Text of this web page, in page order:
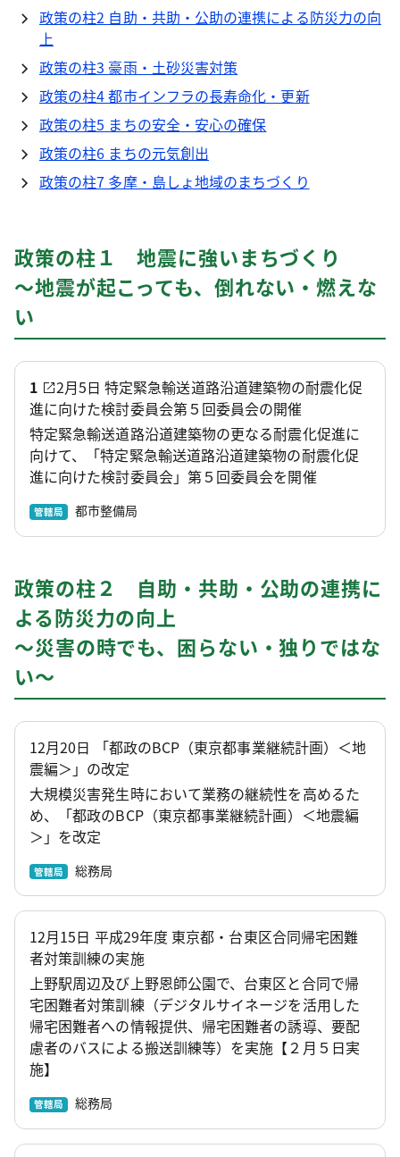
政策の柱2 自助・共助・公助の連携による防災力の向
上
政策の柱3 豪雨・土砂災害対策
政策の柱4 都市インフラの長寿命化・更新
政策の柱5 まちの安全・安心の確保
政策の柱6 まちの元気創出
政策の柱7 多摩・島しょ地域のまちづくり
政策の柱１ 地震に強いまちづくり
～地震が起こっても、倒れない・燃えな
い
1
2月5日 特定緊急輸送道路沿道建築物の耐震化促
進に向けた検討委員会第５回委員会の開催
特定緊急輸送道路沿道建築物の更なる耐震化促進に
向けて、「特定緊急輸送道路沿道建築物の耐震化促
進に向けた検討委員会」第５回委員会を開催
管轄局 都市整備局
政策の柱２ 自助・共助・公助の連携に
よる防災力の向上
～災害の時でも、困らない・独りではな
い～
12月20日 「都政のBCP（東京都事業継続計画）＜地
震編＞」の改定
大規模災害発生時において業務の継続性を高めるた
め、「都政のBCP（東京都事業継続計画）＜地震編
＞」を改定
管轄局 総務局
12月15日 平成29年度 東京都・台東区合同帰宅困難
者対策訓練の実施
上野駅周辺及び上野恩師公園で、台東区と合同で帰
宅困難者対策訓練（デジタルサイネージを活用した
帰宅困難者への情報提供、帰宅困難者の誘導、要配
慮者のバスによる搬送訓練等）を実施【２月５日実
施】
管轄局 総務局